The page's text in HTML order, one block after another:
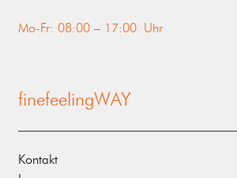
Mo-Fr: 08:00 – 17:00 Uhr
finefeelingWAY
Kontakt